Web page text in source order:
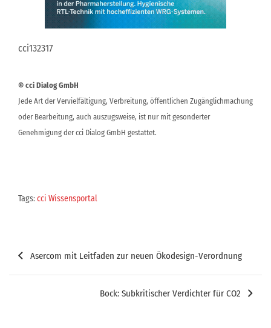
cci132317
© cci Dialog GmbH
Jede Art der Vervielfältigung, Verbreitung, öffentlichen Zugänglichmachung
oder Bearbeitung, auch auszugsweise, ist nur mit gesonderter
Genehmigung der cci Dialog GmbH gestattet.
Tags:cci Wissensportal
Beitragsnavigation
Asercom mit Leitfaden zur neuen Ökodesign-Verordnung
Bock: Subkritischer Verdichter für CO2